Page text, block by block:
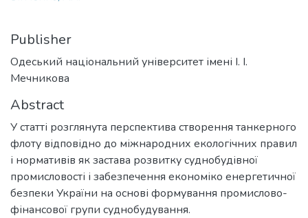
Publisher
Одеський національний університет імені І. І.
Мечникова
Abstract
У статті розглянута перспектива створення танкерного
флоту відповідно до міжнародних екологічних правил
і нормативів як застава розвитку суднобудівної
промисловості і забезпечення економіко енергетичної
безпеки України на основі формування промислово-
фінансової групи суднобудування.